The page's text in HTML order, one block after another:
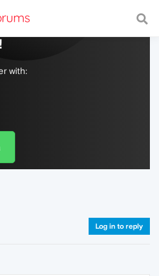
with a fast and
with:
Log in to reply